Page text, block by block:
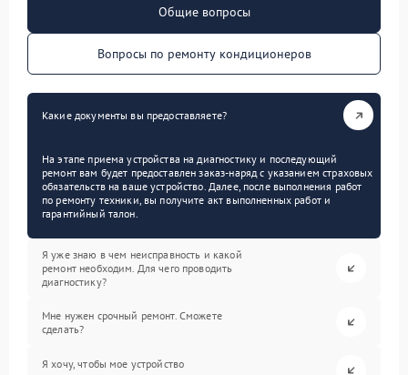
Общие вопросы
Вопросы по ремонту кондиционеров
Какие документы вы предоставляете?
На этапе приема устройства на диагностику и последующий
ремонт вам будет предоставлен заказ-наряд с указанием страховых
обязательств на ваше устройство. Далее, после выполнения работ
по ремонту техники, вы получите акт выполненных работ и
гарантийный талон.
Я уже знаю в чем неисправность и какой
ремонт необходим. Для чего проводить
диагностику?
Мне нужен срочный ремонт. Сможете
сделать?
Я хочу, чтобы мое устройство